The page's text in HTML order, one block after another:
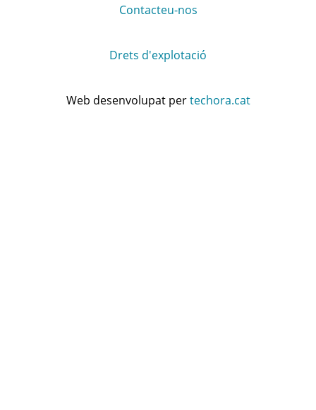
Contacteu-nos
Drets d'explotació
Web desenvolupat pertechora.cat